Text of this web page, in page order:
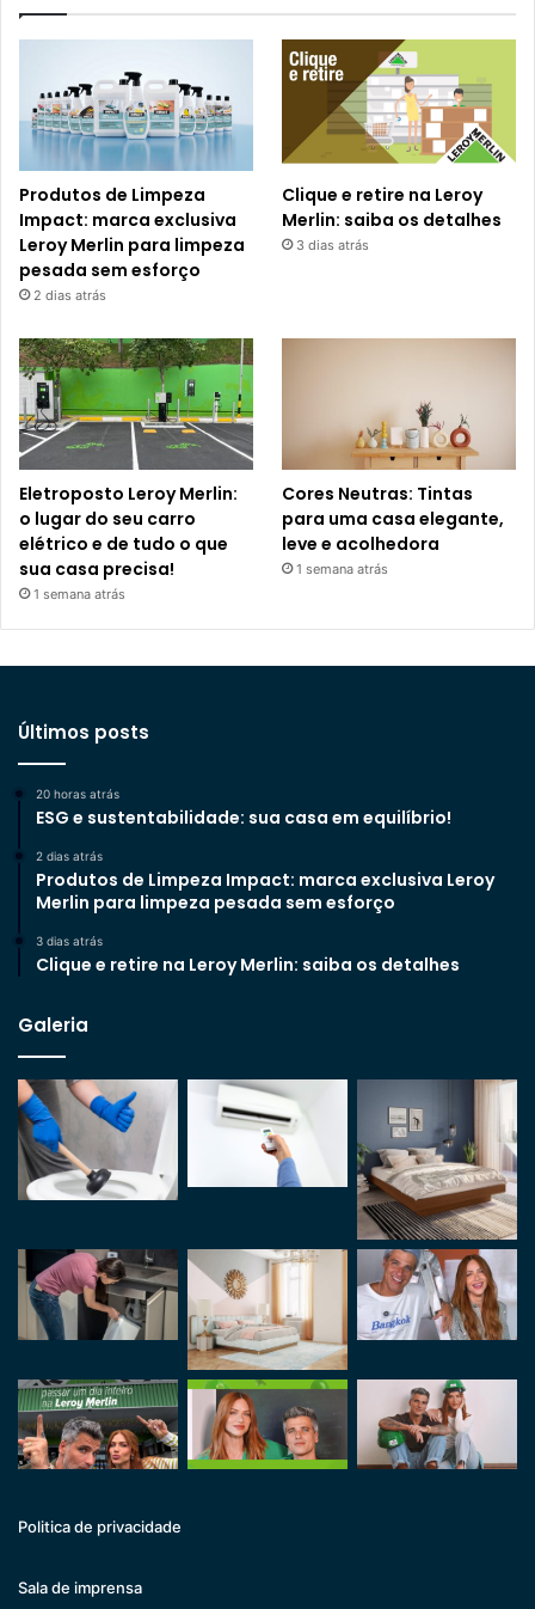
Produtos de Limpeza
Impact: marca exclusiva
Leroy Merlin para limpeza
pesada sem esforço
2 dias atrás
Clique e retire na Leroy
Merlin: saiba os detalhes
3 dias atrás
Eletroposto Leroy Merlin:
o lugar do seu carro
elétrico e de tudo o que
sua casa precisa!
1 semana atrás
Cores Neutras: Tintas
para uma casa elegante,
leve e acolhedora
1 semana atrás
Últimos posts
20 horas atrás
ESG e sustentabilidade: sua casa em equilíbrio!
2 dias atrás
Produtos de Limpeza Impact: marca exclusiva Leroy
Merlin para limpeza pesada sem esforço
3 dias atrás
Clique e retire na Leroy Merlin: saiba os detalhes
Galeria
Politica de privacidade
Sala de imprensa